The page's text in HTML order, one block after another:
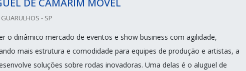
DE CAMARIM MÓVEL
- SP
o dinâmico mercado de eventos e show business com agilidade,
mais estrutura e comodidade para equipes de produção e artistas, a
soluções sobre rodas inovadoras. Uma delas é o aluguel de